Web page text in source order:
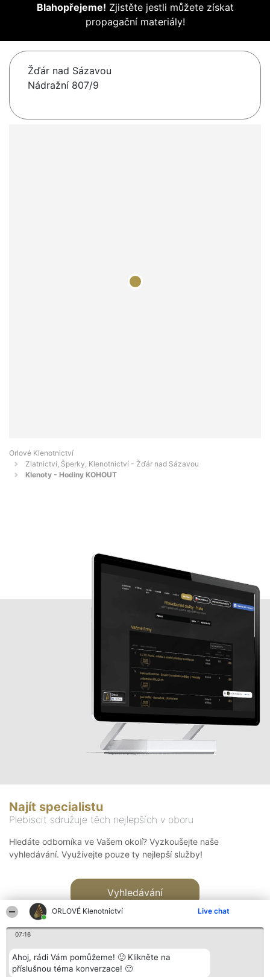
ORLOVÉ Klenotnictví Live chat
07:16
Ahoj, rádi Vám pomůžeme! 🙂 Klikněte na
příslušnou téma konverzace! 🙂
Blahopřejeme! Zjistěte jestli můžete získat
propagační materiály!
Žďár nad Sázavou
Nádražní 807/9
Orlové Klenotnictví
Zlatnictví, Šperky, Klenotnictví - Žďár nad Sázavou
Klenoty - Hodiny KOHOUT
Najít specialistu
Plebiscit sdružuje těch nejlepších v oboru
Hledáte odborníka ve Vašem okolí? Vyzkoušejte naše
vyhledávání. Využívejte pouze ty nejlepší služby!
Vyhledávání